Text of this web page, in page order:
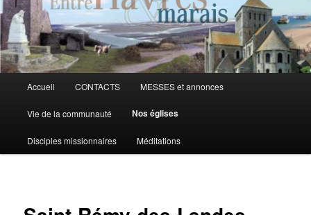
Aller
au
contenu
Accueil CONTACTS MESSES et annonces
Vie de la communauté Nos églises
Disciples missionnaires Méditations